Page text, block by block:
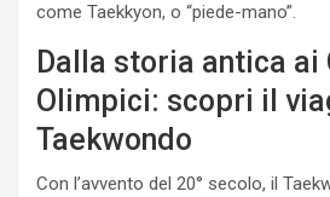
come Taekkyon, o “piede-mano”.
Dalla storia antica ai
Olimpici: scopri il
Taekwondo
Con l’avvento del 20° secolo, il